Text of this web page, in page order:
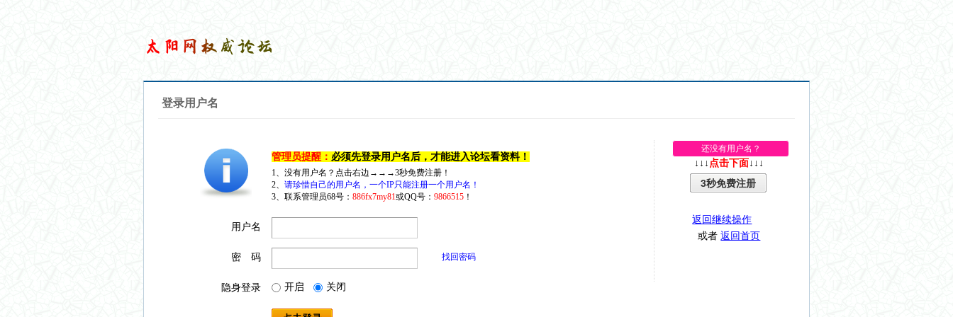
登录用户名
管理员提醒： 必须先登录用户名后，才能进入论坛看资料！
1、没有用户名？点击右边→→→3秒免费注册！
2、 请珍惜自己的用户名，一个IP只能注册一个用户名！
3、联系管理员68号： 886fx7my81或QQ号： 9866515！
用户名
密 码 找回密码
隐身登录 开启 关闭
还没有用户名？
↓↓↓ 点击下面 ↓↓↓
3秒免费注册
返回继续操作
或者返回首页